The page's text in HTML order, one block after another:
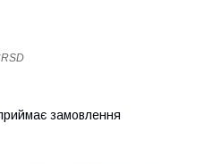
замовлення